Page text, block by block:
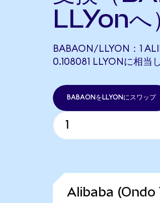
LLYonへ）
BABAON/LLYON：1
0.108081 LLYONに相当
BABAONをLLYONにスワップ
Alibaba (Ondo